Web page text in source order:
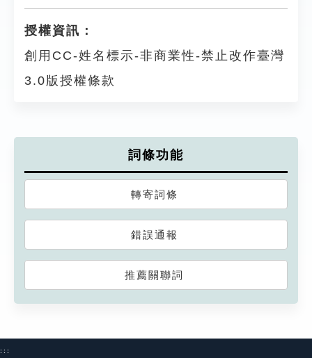
授權資訊：
創用CC-姓名標示-非商業性-禁止改作臺灣
3.0版授權條款
詞條功能
轉寄詞條
錯誤通報
推薦關聯詞
:::